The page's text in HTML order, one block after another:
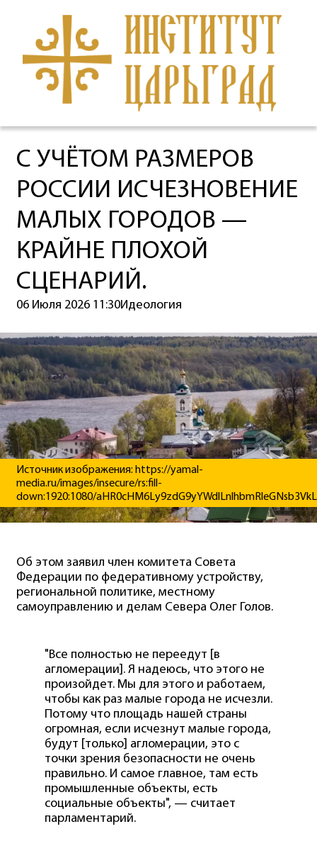
С УЧЁТОМ РАЗМЕРОВ
РОССИИ ИСЧЕЗНОВЕНИЕ
МАЛЫХ ГОРОДОВ —
КРАЙНЕ ПЛОХОЙ
СЦЕНАРИЙ.
06 Июля 2026 11:30Идеология
Источник изображения: https://yamal-
media.ru/images/insecure/rs:fill-
down:1920:1080/
Об этом заявил член комитета Совета
Федерации по федеративному устройству,
региональной политике, местному
самоуправлению и делам Севера Олег Голов.
"Все полностью не переедут [в
агломерации]. Я надеюсь, что этого не
произойдет. Мы для этого и работаем,
чтобы как раз малые города не исчезли.
Потому что площадь нашей страны
огромная, если исчезнут малые города,
будут [только] агломерации, это с
точки зрения безопасности не очень
правильно. И самое главное, там есть
промышленные объекты, есть
социальные объекты", — считает
парламентарий.